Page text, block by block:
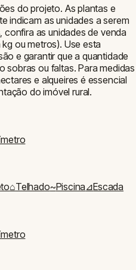
do projeto. As plantas e
indicam as unidades a serem
confira as unidades de venda
ou metros). Use esta
e garantir que a quantidade
sobras ou faltas. Para medidas
e alqueires é essencial
do imóvel rural.
⌂Telhado~Piscina⊿Escada